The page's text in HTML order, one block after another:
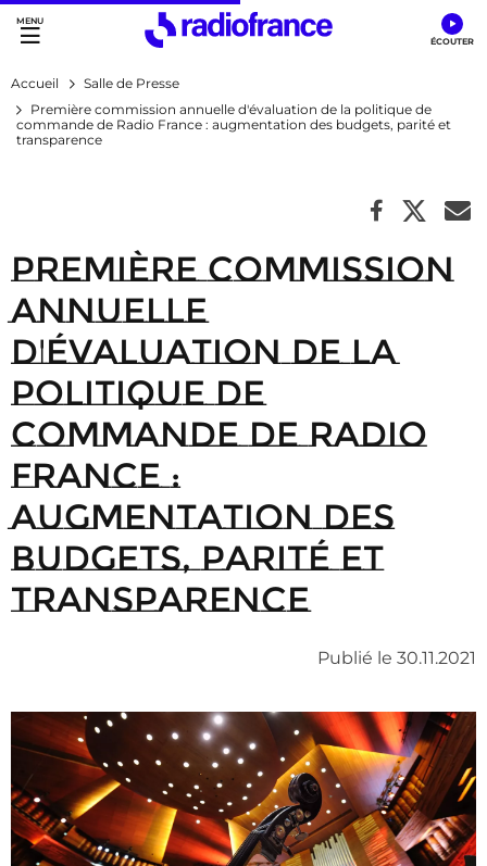
Accès direct :
Menu principal
Contenu
Accueil
Salle de Presse
Première commission annuelle d'évaluation de la politique de
commande de Radio France : augmentation des budgets, parité et
transparence
Première commission
annuelle
d'évaluation de la
politique de
commande de Radio
France :
augmentation des
budgets, parité et
transparence
Publié le 30.11.2021